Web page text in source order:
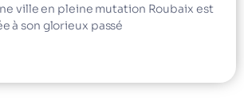
ville en pleine mutation Roubaix est
à son glorieux passé